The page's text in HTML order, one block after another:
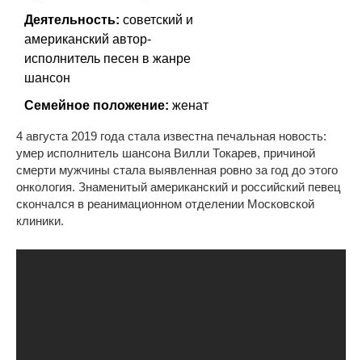
Деятельность: советский и
американский автор-
исполнитель песен в жанре
шансон
Семейное положение: женат
4 августа 2019 года стала известна печальная новость:
умер исполнитель шансона Вилли Токарев, причиной
смерти мужчины стала выявленная ровно за год до этого
онкология. Знаменитый американский и российский певец
скончался в реанимационном отделении Московской
клиники.